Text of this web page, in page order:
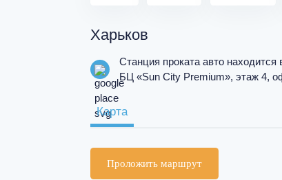
Выберите язык: RU
Харьков
Cтанция проката авто
БЦ «Sun City Premium», этаж 4,
Карта
Проложить маршрут